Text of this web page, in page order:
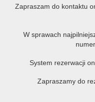
BERNINA
Zapraszam do kontaktu
W sprawach
System rezerwacji
Zapraszamy do